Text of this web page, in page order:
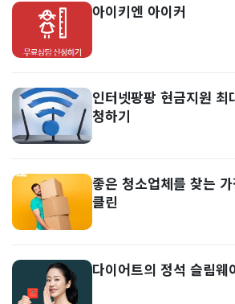
아이키엔 아이커
인터넷팡팡 현금지원 최
청하기
좋은 청소업체를 찾는
클린
다이어트의 정석 슬림웨